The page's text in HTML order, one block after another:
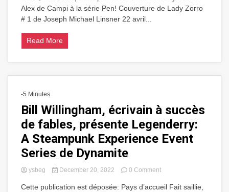
Zorro!
Dynamite
Alex de Campi à la série Pen! Couverture de Lady Zorro
# 1 de Joseph Michael Linsner 22 avril...
Read More
-5 Minutes
Bill Willingham, écrivain à succès
de fables, présente Legenderry:
A Steampunk Experience Event
Series de Dynamite
ysbeg December 20, 2022 0 Commenton
Willingham,
Cette publication est déposée: Pays d’accueil Fait saillie,